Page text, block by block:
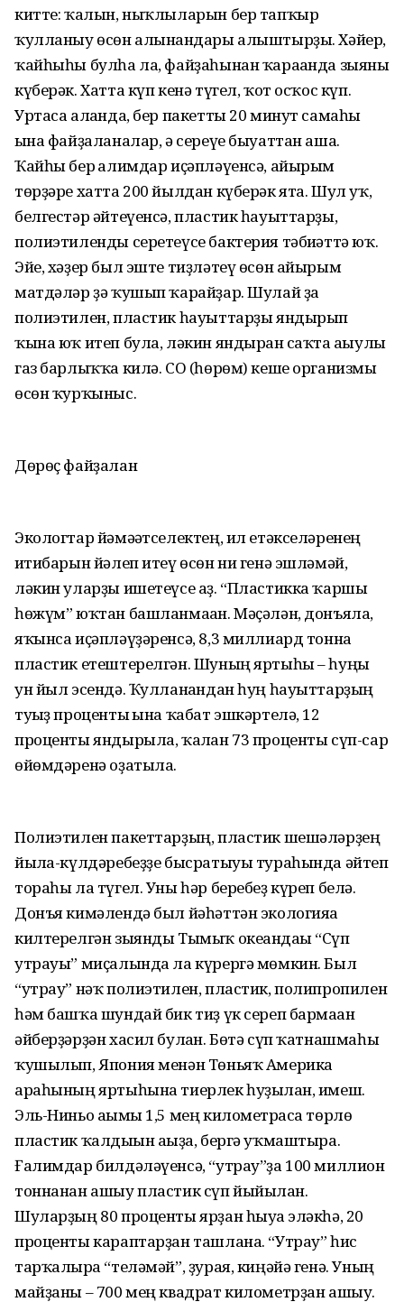
китте: ҡалын, ныҡлыларын бер тапҡыр
ҡулланыу өсөн алынғандары алыштырҙы. Хәйер,
ҡайһыһы булһа ла, файҙаһынан ҡарағанда зыяны
күберәк. Хатта күп кенә түгел, ҡот осҡос күп.
Уртаса алғанда, бер пакетты 20 минут самаһы
ғына файҙаланалар, ә сереүе быуаттан аша.
Ҡайһы бер ғалимдар иҫәпләүенсә, айырым
төрҙәре хатта 200 йылдан күберәк ята. Шул уҡ,
белгестәр әйтеүенсә, пластик һауыттарҙы,
полиэтиленды серетеүсе бактерия тәбиғәттә юҡ.
Эйе, хәҙер был эште тиҙләтеү өсөн айырым
матдәләр ҙә ҡушып ҡарайҙар. Шулай ҙа
полиэтилен, пластик һауыттарҙы яндырып
ҡына юҡ итеп була, ләкин яндырған саҡта ағыулы
газ барлыҡҡа килә. СО (һөрөм) кеше организмы
өсөн ҡурҡыныс.
Дөрөҫ файҙалан
Экологтар йәмәғәтселектең, ил етәкселәренең
иғтибарын йәлеп итеү өсөн ни генә эшләмәй,
ләкин уларҙы ишетеүсе аҙ. “Пластикка ҡаршы
һөжүм” юҡтан башланмаған. Мәҫәлән, донъяла,
яҡынса иҫәпләүҙәренсә, 8,3 миллиард тонна
пластик етештерелгән. Шуның яртыһы – һуңғы
ун йыл эсендә. Ҡулланғандан һуң һауыттарҙың
туғыҙ проценты ғына ҡабат эшкәртелә, 12
проценты яндырыла, ҡалған 73 проценты сүп-сар
өйөмдәренә оҙатыла.
Полиэтилен пакеттарҙың, пластик шешәләрҙең
йылға-күлдәребеҙҙе бысратыуы тураһында әйтеп
тораһы ла түгел. Уны һәр беребеҙ күреп белә.
Донъя кимәлендә был йәһәттән экологияға
килтерелгән зыянды Тымыҡ океандағы “Сүп
утрауы” миҫалында ла күрергә мөмкин. Был
“утрау” нәҡ полиэтилен, пластик, полипропилен
һәм башҡа шундай бик тиҙ үк сереп бармаған
әйберҙәрҙән хасил булған. Бөтә сүп ҡатнашмаһы
ҡушылып, Япония менән Төньяҡ Америка
араһының яртыһына тиерлек һуҙылған, имеш.
Эль-Ниньо ағымы 1,5 мең километрғаса төрлө
пластик ҡалдығын ағыҙа, бергә уҡмаштыра.
Ғалимдар билдәләүенсә, “утрау”ҙа 100 миллион
тоннанан ашыу пластик сүп йыйылған.
Шуларҙың 80 проценты ярҙан һыуға эләкһә, 20
проценты караптарҙан ташлана. “Утрау” һис
тарҡалырға “теләмәй”, ҙурая, киңәйә генә. Уның
майҙаны – 700 мең квадрат километрҙан ашыу.